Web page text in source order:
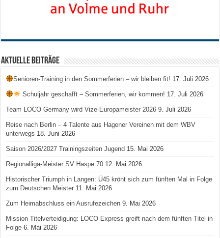
Aktuelle Beiträge
Senioren-Training in den Sommerferien – wir bleiben fit! 17. Juli 2026
Schuljahr geschafft – Sommerferien, wir kommen! 17. Juli 2026
Team LOCO Germany wird Vize-Europameister 2026 9. Juli 2026
Reise nach Berlin – 4 Talente aus Hagener Vereinen mit dem WBV
unterwegs 18. Juni 2026
Saison 2026/2027 Trainingszeiten Jugend 15. Mai 2026
Regionalliga-Meister SV Haspe 70 12. Mai 2026
Historischer Triumph in Langen: Ü45 krönt sich zum fünften Mal in Folge
zum Deutschen Meister 11. Mai 2026
Zum Heimabschluss ein Ausrufezeichen 9. Mai 2026
Mission Titelverteidigung: LOCO Express greift nach dem fünften Titel in
Folge 6. Mai 2026